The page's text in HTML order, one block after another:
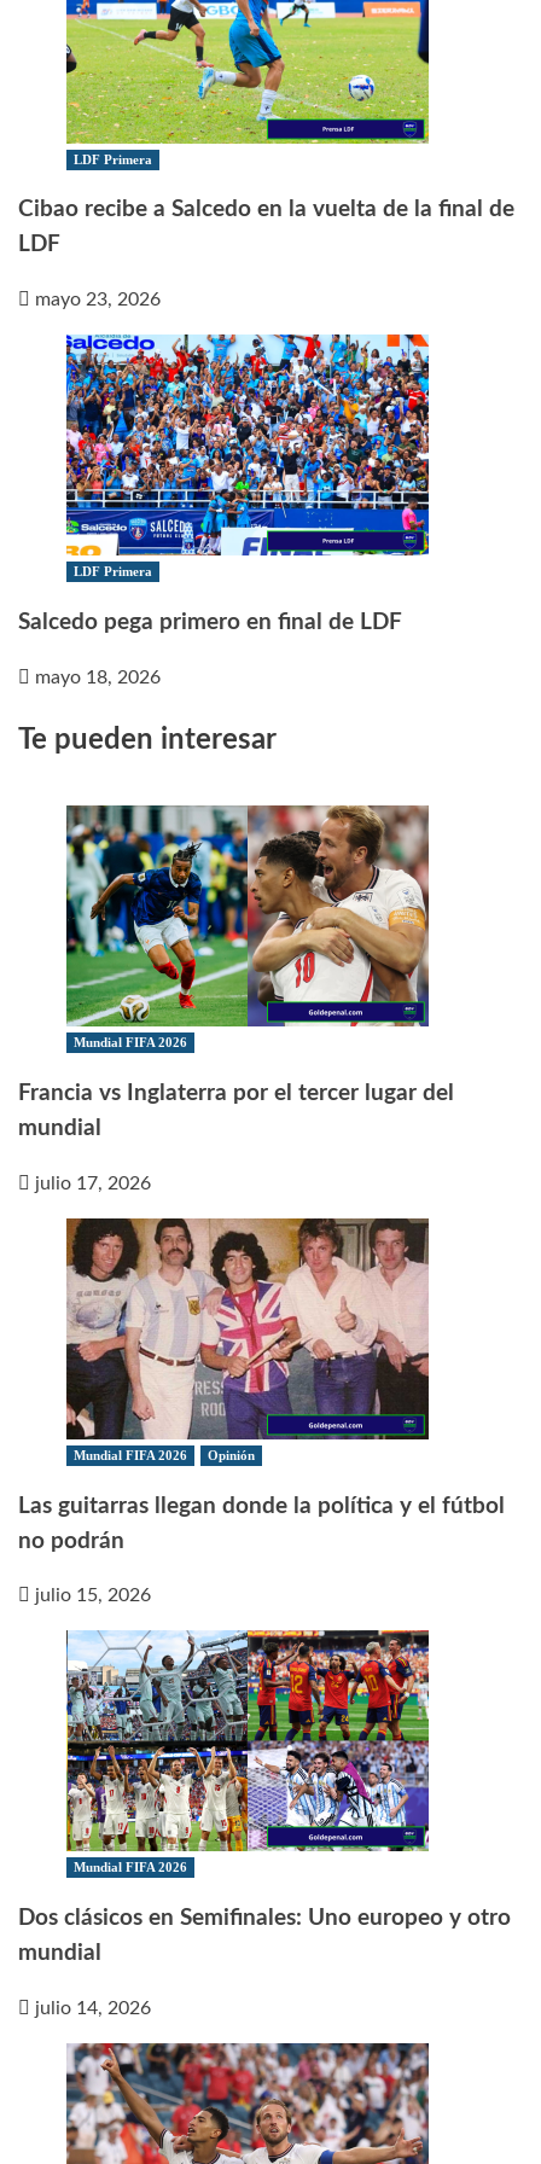
LDF Primera
Cibao recibe a Salcedo en la vuelta de la final de
LDF
mayo 23, 2026
LDF Primera
Salcedo pega primero en final de LDF
mayo 18, 2026
Te pueden interesar
Mundial FIFA 2026
Francia vs Inglaterra por el tercer lugar del
mundial
julio 17, 2026
Mundial FIFA 2026 Opinión
Las guitarras llegan donde la política y el fútbol
no podrán
julio 15, 2026
Mundial FIFA 2026
Dos clásicos en Semifinales: Uno europeo y otro
mundial
julio 14, 2026